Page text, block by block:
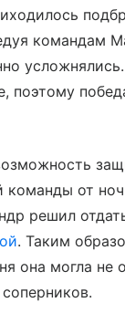
командам
поэтому
команды от
решил
. Таким
она могла не